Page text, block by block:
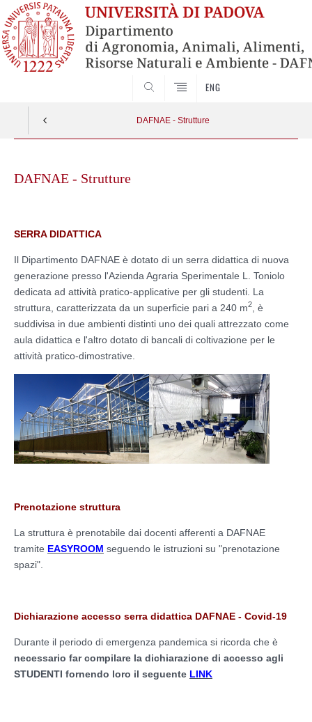
ENG
DAFNAE - Strutture
contentDAFNAE - Strutture
SERRA DIDATTICA
Il Dipartimento DAFNAE è dotato di un serra didattica di nuova
generazione presso l'Azienda Agraria Sperimentale L. Toniolo
dedicata ad attività pratico-applicative per gli studenti. La
struttura, caratterizzata da un superficie pari a 240 m2
, è
suddivisa in due ambienti distinti uno dei quali attrezzato come
aula didattica e l'altro dotato di bancali di coltivazione per le
attività pratico-dimostrative.
Prenotazione struttura
La struttura è prenotabile dai docenti afferenti a DAFNAE
tramite EASYROOM seguendo le istruzioni su "prenotazione
spazi".
Dichiarazione accesso serra didattica DAFNAE - Covid-19
Durante il periodo di emergenza pandemica si ricorda che è
necessario far compilare la dichiarazione di accesso agli
STUDENTI fornendo loro il seguente LINK